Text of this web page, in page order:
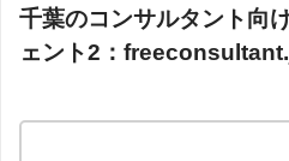
千葉のコンサルタント向
ェント2：